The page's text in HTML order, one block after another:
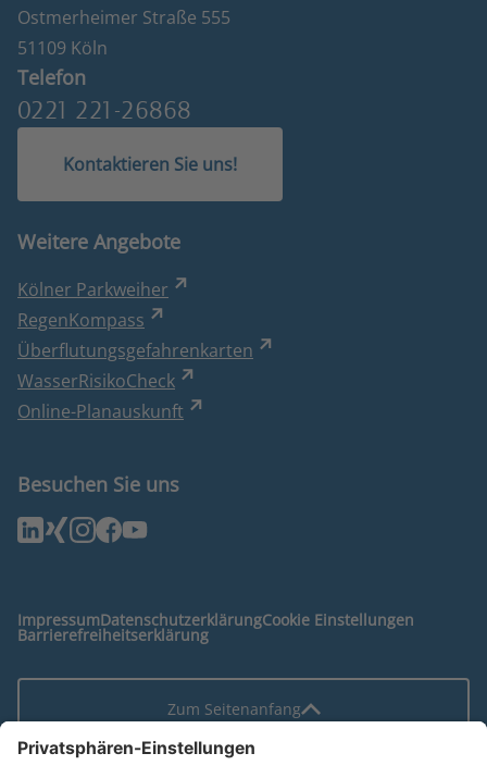
Ostmerheimer Straße 555
51109 Köln
Telefon
0221 221-26868
Kontaktieren Sie uns!
Weitere Angebote
Kölner Parkweiher
RegenKompass
Überflutungsgefahrenkarten
WasserRisikoCheck
Online-Planauskunft
Besuchen Sie uns
ImpressumDatenschutzerklärungCookie Einstellungen
Barrierefreiheitserklärung
Zum Seitenanfang